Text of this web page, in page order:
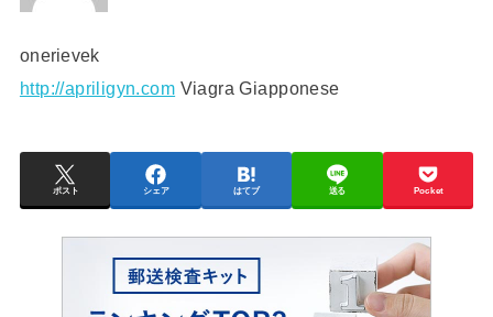
onerievek
http://apriligyn.com Viagra Giapponese
ポスト シェア はてブ 送る Pocket